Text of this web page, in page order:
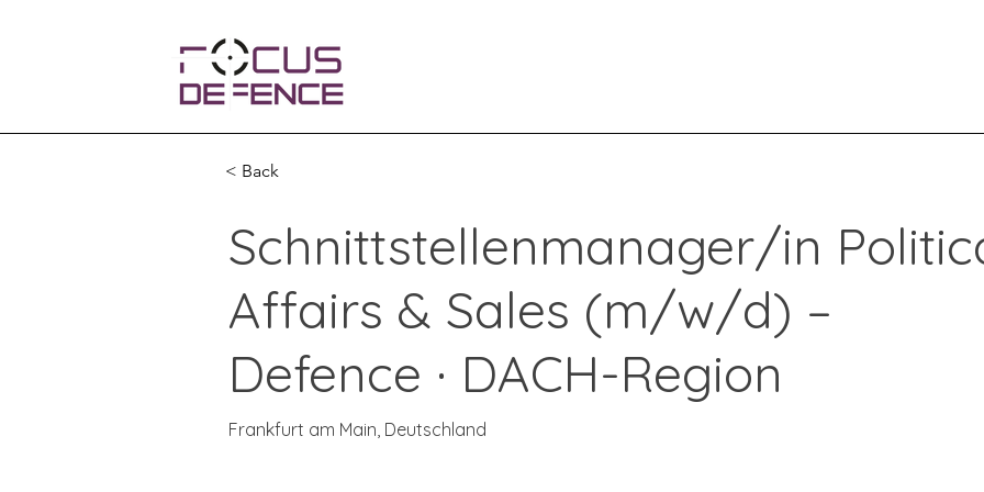
< Back
Schnittstellenmanager/in
Affairs & Sales (m/w/d) –
Defence · DACH-Region
Frankfurt am Main, Deutschland